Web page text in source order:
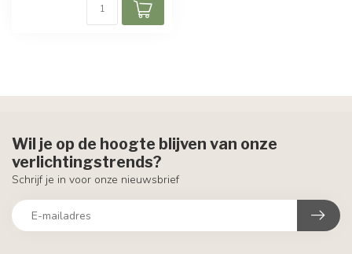
Wil je op de hoogte blijven van onze
verlichtingstrends?
Schrijf je in voor onze nieuwsbrief